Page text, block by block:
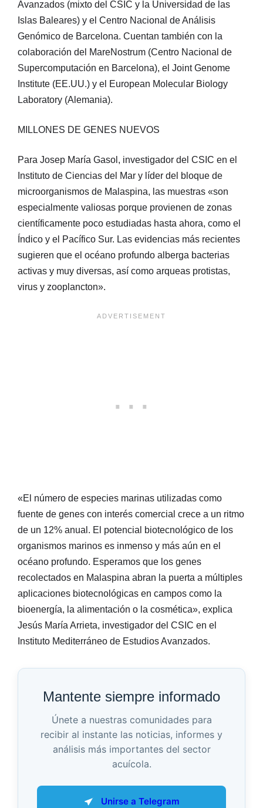
Avanzados (mixto del CSIC y la Universidad de las
Islas Baleares) y el Centro Nacional de Análisis
Genómico de Barcelona. Cuentan también con la
colaboración del MareNostrum (Centro Nacional de
Supercomputación en Barcelona), el Joint Genome
Institute (EE.UU.) y el European Molecular Biology
Laboratory (Alemania).
MILLONES DE GENES NUEVOS
Para Josep María Gasol, investigador del CSIC en el
Instituto de Ciencias del Mar y líder del bloque de
microorganismos de Malaspina, las muestras «son
especialmente valiosas porque provienen de zonas
científicamente poco estudiadas hasta ahora, como el
Índico y el Pacífico Sur. Las evidencias más recientes
sugieren que el océano profundo alberga bacterias
activas y muy diversas, así como arqueas protistas,
virus y zooplancton».
«El número de especies marinas utilizadas como
fuente de genes con interés comercial crece a un ritmo
de un 12% anual. El potencial biotecnológico de los
organismos marinos es inmenso y más aún en el
océano profundo. Esperamos que los genes
recolectados en Malaspina abran la puerta a múltiples
aplicaciones biotecnológicas en campos como la
bioenergía, la alimentación o la cosmética», explica
Jesús María Arrieta, investigador del CSIC en el
Instituto Mediterráneo de Estudios Avanzados.
Mantente siempre informado
Únete a nuestras comunidades para
recibir al instante las noticias, informes y
análisis más importantes del sector
acuícola.
Unirse a Telegram